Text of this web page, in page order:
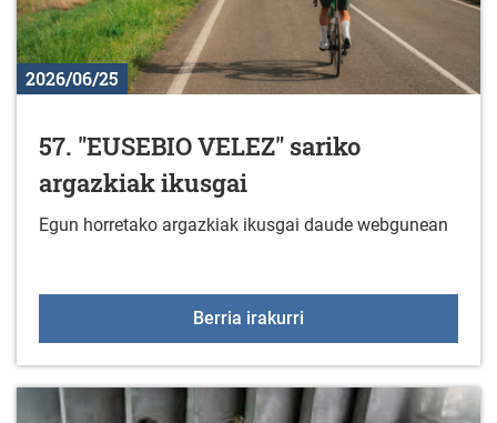
2026/06/25
57. "EUSEBIO VELEZ" sariko
argazkiak ikusgai
Egun horretako argazkiak ikusgai daude webgunean
Berria irakurri